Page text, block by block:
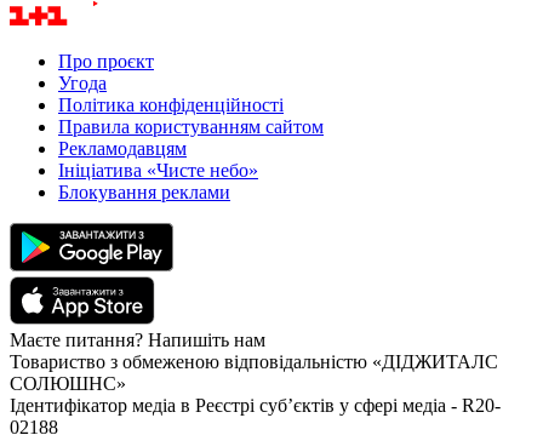
Про проєкт
Угода
Політика конфіденційності
Правила користуванням сайтом
Рекламодавцям
Ініціатива «Чисте небо»
Блокування реклами
Маєте питання? Напишіть нам
Товариство з обмеженою відповідальністю «ДІДЖИТАЛС
СОЛЮШНС»
Ідентифікатор медіа в Реєстрі суб’єктів у сфері медіа - R20-
02188